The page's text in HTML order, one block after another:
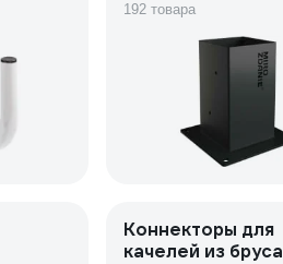
192 товара
Коннекторы для
качелей из бруса